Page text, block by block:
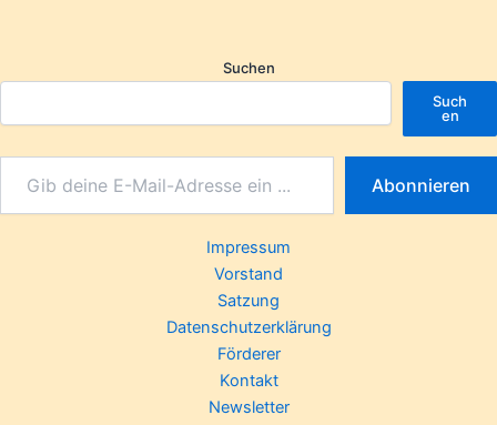
Suchen
Such
en
Abonnieren
Impressum
Vorstand
Satzung
Datenschutzerklärung
Förderer
Kontakt
Newsletter